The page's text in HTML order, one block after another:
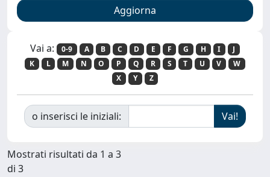
Vai a: 0-9 A B C D E F G H I
J
K
L M N O P Q R S T U V
W
X
Y Z
o inserisci le iniziali:
Mostrati risultati da 1 a 3
di 3